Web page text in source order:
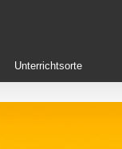
Unterrichtsorte